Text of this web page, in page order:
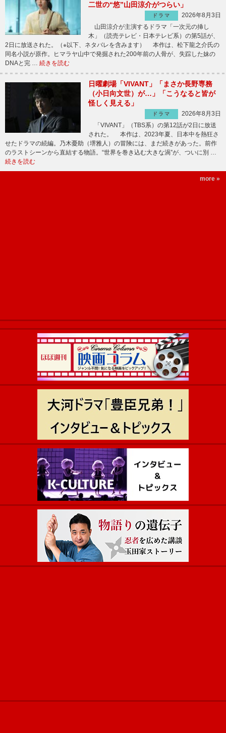
二世の“悠”山田涼介がつらい」
ドラマ
2026年8月3日
山田涼介が主演するドラマ「一次元の挿し
木」（読売テレビ・日本テレビ系）の第5話が、
2日に放送された。（※以下、ネタバレを含みます） 本作は、松下龍之介氏の
同名小説が原作。ヒマラヤ山中で発掘された200年前の人骨が、失踪した妹の
DNAと完 … 続きを読む
日曜劇場「VIVANT」「まさか長野専務
（小日向文世）が…」「こうなると皆が
怪しく見える」
ドラマ
2026年8月3日
「VIVANT」（TBS系）の第12話が2日に放送
された。 本作は、2023年夏、日本中を熱狂さ
せたドラマの続編。乃木憂助（堺雅人）の冒険には、まだ続きがあった。前作
のラストシーンから直結する物語。“世界を巻き込む大きな渦”が、ついに別 …
続きを読む
more »